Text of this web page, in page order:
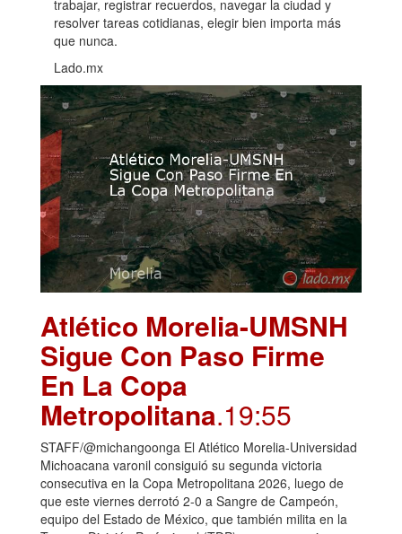
trabajar, registrar recuerdos, navegar la ciudad y
resolver tareas cotidianas, elegir bien importa más
que nunca.
Lado.mx
Atlético Morelia-UMSNH
Sigue Con Paso Firme
En La Copa
Metropolitana.19:55
STAFF/@michangoonga El Atlético Morelia-Universidad
Michoacana varonil consiguió su segunda victoria
consecutiva en la Copa Metropolitana 2026, luego de
que este viernes derrotó 2-0 a Sangre de Campeón,
equipo del Estado de México, que también milita en la